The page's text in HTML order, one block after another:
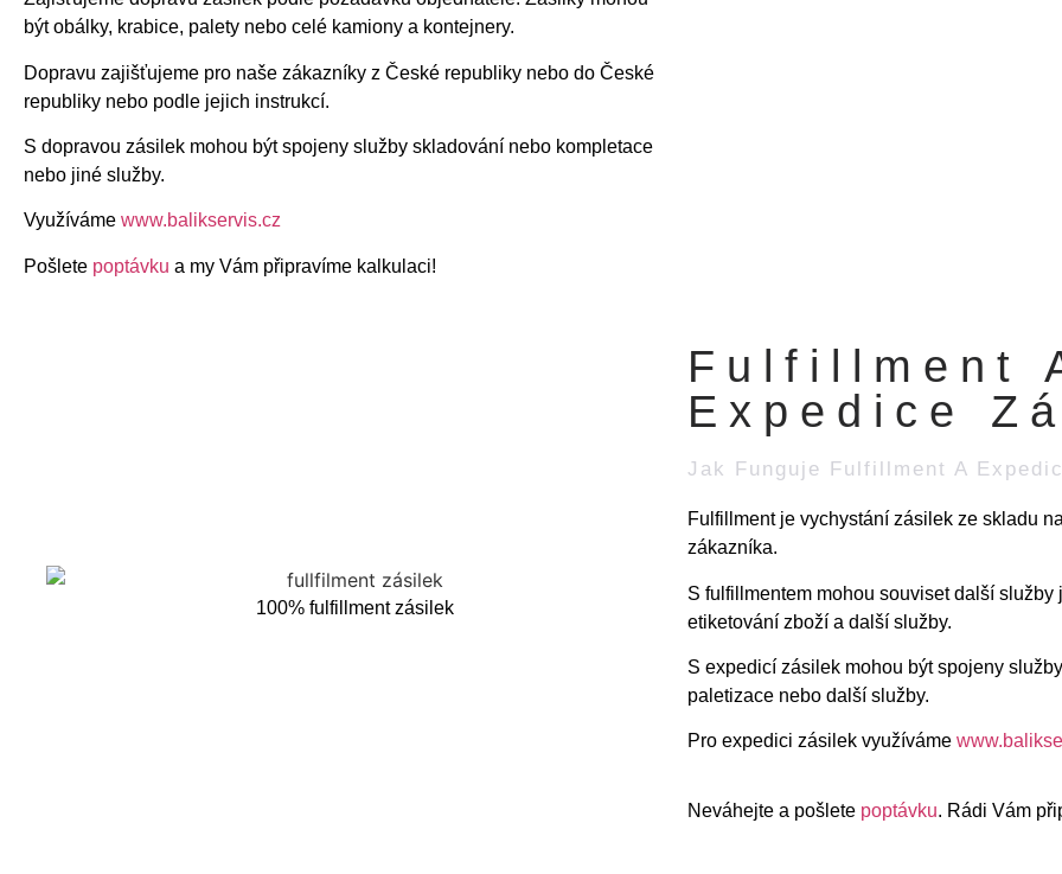
být obálky, krabice, palety nebo celé kamiony a kontejnery.
Dopravu zajišťujeme pro naše zákazníky z České republiky nebo do České
republiky nebo podle jejich instrukcí.
S dopravou zásilek mohou být spojeny služby skladování nebo kompletace
nebo jiné služby.
Využíváme www.balikservis.cz
Pošlete poptávku a my Vám připravíme kalkulaci!
100% fulfillment zásilek
Fulfillment
Expedice
Jak Funguje Fulfillment A
Ful fillment je vychystání zásilek ze skladu
zákazníka.
S fulfillmentem mohou souviset další
etiketování zboží a další služby.
S expedicí zásilek mohou být spojeny
paletizace nebo další služby.
Pro expedici zásilek využíváme
Neváhejte a pošlete poptávku. Rádi Vám